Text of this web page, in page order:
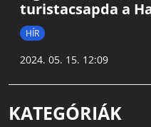
turistacsapda a
HÍR
2024. 05. 15. 12:09
KATEGÓRIÁK